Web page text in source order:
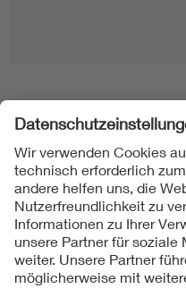
Folgen Sie uns